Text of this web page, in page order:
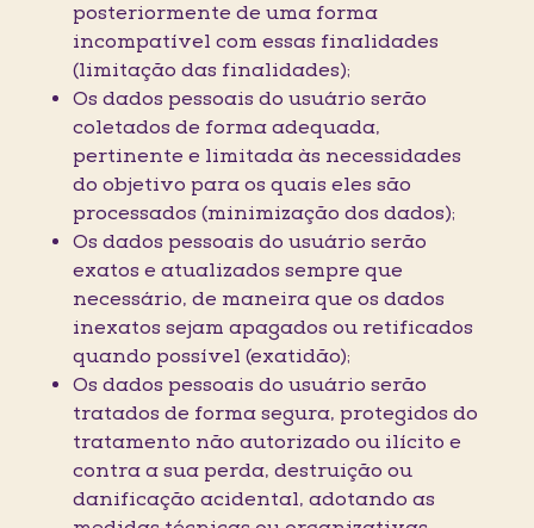
posteriormente de uma forma
incompatível com essas finalidades
(limitação das finalidades);
Os dados pessoais do usuário serão
coletados de forma adequada,
pertinente e limitada às necessidades
do objetivo para os quais eles são
processados (minimização dos dados);
Os dados pessoais do usuário serão
exatos e atualizados sempre que
necessário, de maneira que os dados
inexatos sejam apagados ou retificados
quando possível (exatidão);
Os dados pessoais do usuário serão
tratados de forma segura, protegidos do
tratamento não autorizado ou ilícito e
contra a sua perda, destruição ou
danificação acidental, adotando as